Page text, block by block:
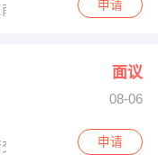
湖大路1717号赛东大
申请
面议
08-06
汇赛德馨苑5-2-1803
申请